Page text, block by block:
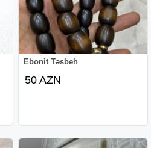
Ebonit Təsbeh
50 AZN